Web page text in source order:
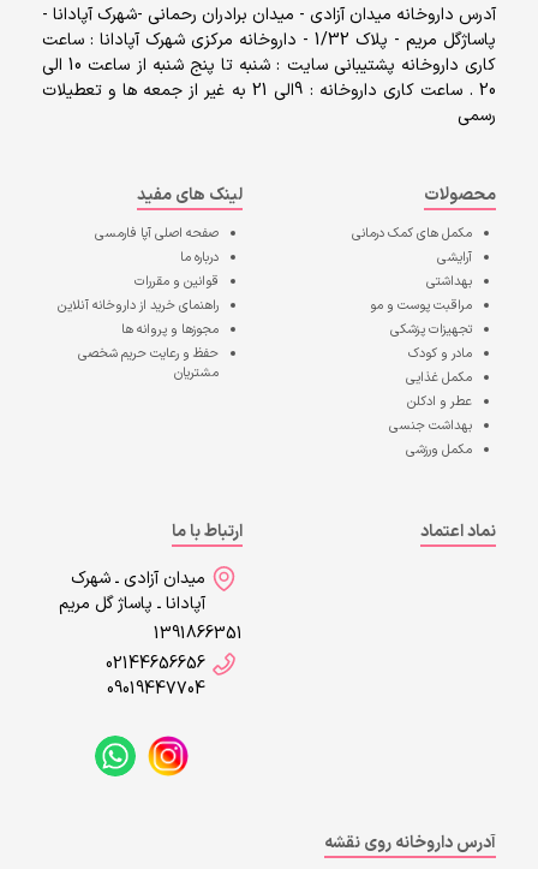
آدرس داروخانه میدان آزادی - میدان برادران رحمانی -شهرک آپادانا -
پاساژگل مریم - پلاک 1/32 - داروخانه مرکزی شهرک آپادانا : ساعت
کاری داروخانه پشتیبانی سایت : شنبه تا پنج شنبه از ساعت 10 الی
20 . ساعت کاری داروخانه : 9الی 21 به غیر از جمعه ها و تعطیلات
رسمی
محصولات
مکمل های کمک درمانی
آرایشی
بهداشتی
مراقبت پوست و مو
تجهیزات پزشکی
مادر و کودک
مکمل غذایی
عطر و ادکلن
بهداشت جنسی
مکمل ورزشی
لینک های مفید
صفحه اصلیآپا فارمسی
درباره ما
قوانین و مقررات
راهنمای خرید از داروخانه آنلاین
مجوزها و پروانه ها
حفظ و رعایت حریم شخصی
مشتریان
نماد اعتماد
ارتباط با ما
میدان آزادی ـ شهرک
آپادانا ـ پاساژ گل مریم
1391866351
02144656656
09019447704
آدرس داروخانه روی نقشه